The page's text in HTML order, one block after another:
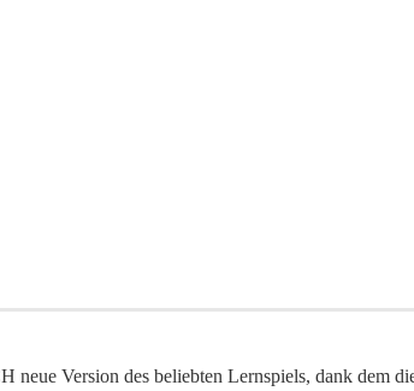
Version des beliebten Lernspiels, dank dem die